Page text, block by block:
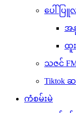
ပေါ်ပြူ
အ
ထူး
သဇင် FM
Tiktok
ကံစမ်းမဲ